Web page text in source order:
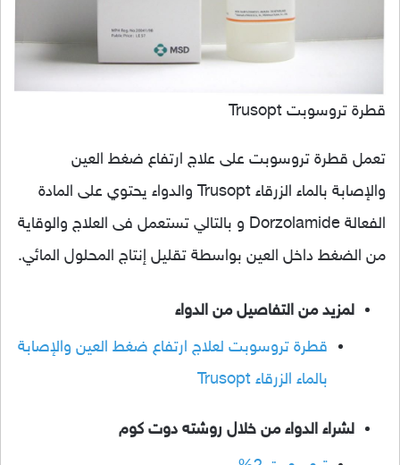
قطرة تروسوبت Trusopt
تعمل قطرة تروسوبت على علاج ارتفاع ضغط العين
والإصابة بالماء الزرقاء Trusopt والدواء يحتوي على المادة
الفعالة Dorzolamide و بالتالي تستعمل فى العلاج والوقاية
من الضغط داخل العين بواسطة تقليل إنتاج المحلول المائي.
لمزيد من التفاصيل من الدواء
قطرة تروسوبت لعلاج ارتفاع ضغط العين والإصابة
بالماء الزرقاء Trusopt
لشراء الدواء من خلال روشته دوت كوم